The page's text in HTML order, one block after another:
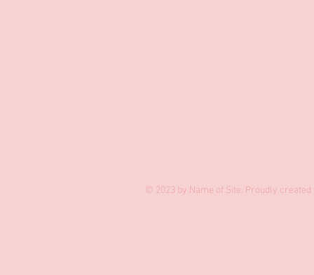
© 2023 by Name of Site. Proudly